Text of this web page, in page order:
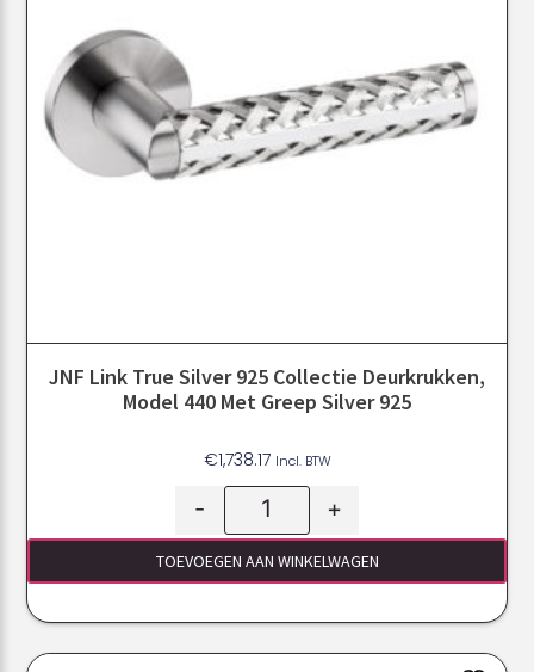
JNF Link True Silver 925 Collectie Deurkrukken,
Model 440 Met Greep Silver 925
€1,738.17 Incl. BTW
- +
TOEVOEGEN AAN WINKELWAGEN